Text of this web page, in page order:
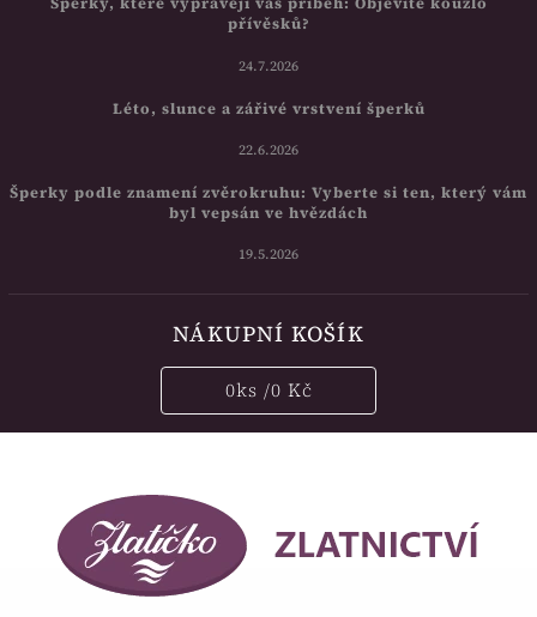
přívěsků?
24.7.2026
Léto, slunce a zářivé vrstvení šperků
22.6.2026
Šperky podle znamení zvěrokruhu: Vyberte si ten, který vám
byl vepsán ve hvězdách
19.5.2026
NÁKUPNÍ KOŠÍK
0ks /0 Kč